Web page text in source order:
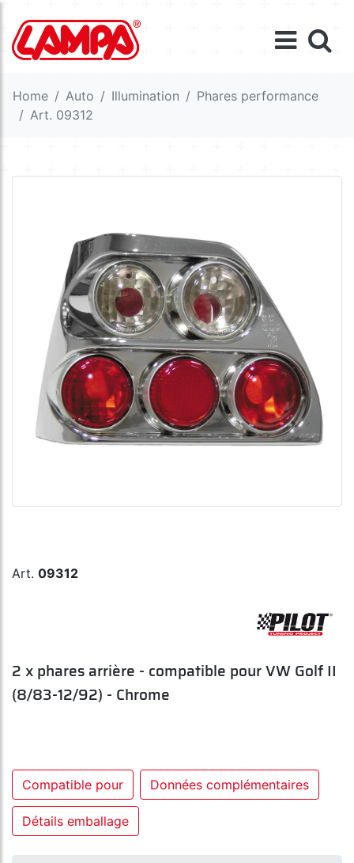
Home Auto Illumination
Phares performance
Art. 09312
Art. 09312
2 x phares arrière - compatible pour VW Golf II
(8/83-12/92) - Chrome
Compatible pour Données complémentaires
Détails emballage